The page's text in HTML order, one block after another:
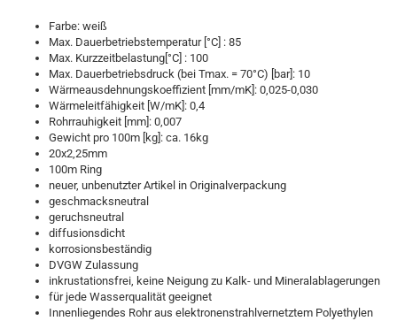
Farbe: weiß
Max. Dauerbetriebstemperatur [°C] : 85
Max. Kurzzeitbelastung[°C] : 100
Max. Dauerbetriebsdruck (bei Tmax. = 70°C) [bar]: 10
Wärmeausdehnungskoeffizient [mm/mK]: 0,025-0,030
Wärmeleitfähigkeit [W/mK]: 0,4
Rohrrauhigkeit [mm]: 0,007
Gewicht pro 100m [kg]: ca. 16kg
20x2,25mm
100m Ring
neuer, unbenutzter Artikel in Originalverpackung
geschmacksneutral
geruchsneutral
diffusionsdicht
korrosionsbeständig
DVGW Zulassung
inkrustationsfrei, keine Neigung zu Kalk- und Mineralablagerungen
für jede Wasserqualität geeignet
Innenliegendes Rohr aus elektronenstrahlvernetztem Polyethylen